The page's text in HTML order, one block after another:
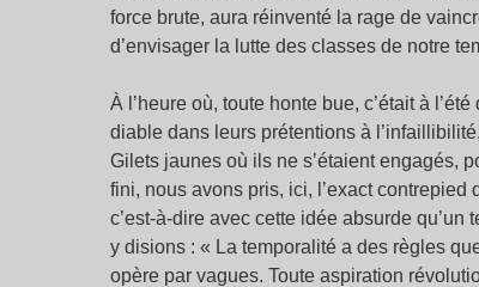
force brute, aura réinventé la rage de
d’envisager la lutte des classes de notre
À l’heure où, toute honte bue, c’était à
diable dans leurs prétentions à
Gilets jaunes où ils ne s’étaient engagés,
fini, nous avons pris, ici, l’exact contrepied
c’est-à-dire avec cette idée absurde
y disions : « La temporalité a des règles
opère par vagues. Toute aspiration